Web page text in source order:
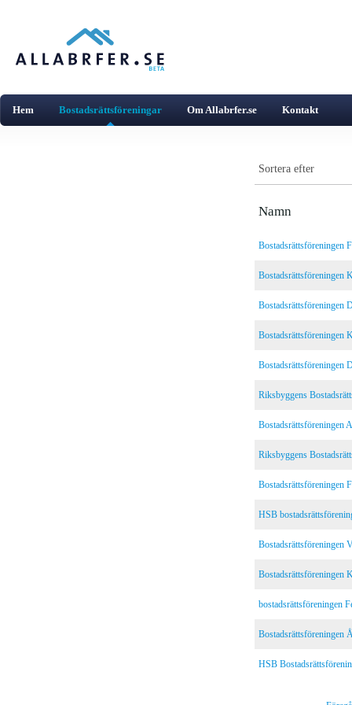
Hem Bostadsrättsföreningar Om Allabrfer.se Kontakt
Sortera efter
Namn
Bostadsrättsföreningen
Bostadsrättsföreningen
Bostadsrättsföreningen
Bostadsrättsföreningen
Bostadsrättsföreningen
Riksbyggens
Bostadsrättsföreningen
Riksbyggens
Bostadsrättsföreningen
HSB
Bostadsrättsföreningen
Bostadsrättsföreningen
bostadsrättsföreningen
Bostadsrättsföreningen
HSB